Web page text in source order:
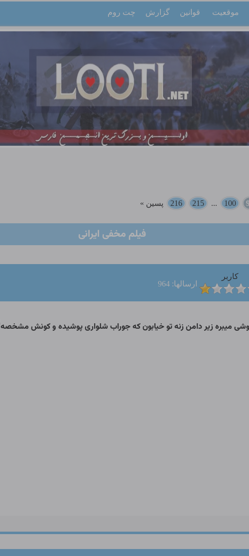
موقعیت قوانین گزارش چت روم
100
...
215
216 پسین »
فیلم مخفی ایرانی
کاربر
ارسالها: 964
میبره زیر دامن زنه تو خیابون که جوراب شلواری پوشیده و کونش مشخصه